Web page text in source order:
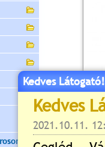
-
Kedves Látogató!